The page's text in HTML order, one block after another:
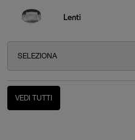
Lenti
SELEZIONA
VEDI TUTTI